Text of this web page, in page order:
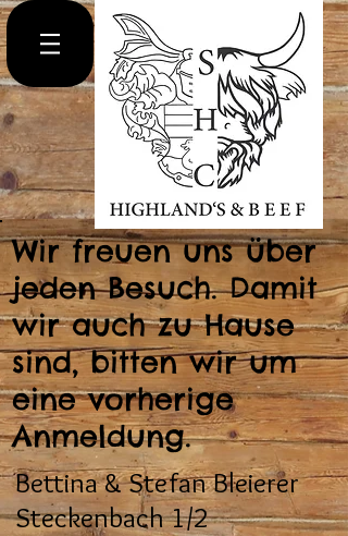
Wir freuen uns über
jeden Besuch. Damit
wir auch zu Hause
sind, bitten wir um
eine vorherige
Anmeldung.
Bettina & Stefan Bleierer
Steckenbach 1/2